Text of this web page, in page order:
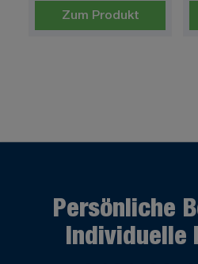
Zum Produkt
Persönliche
Individuelle